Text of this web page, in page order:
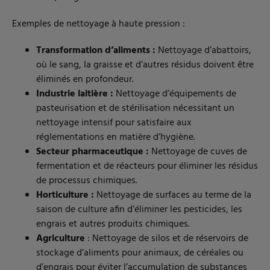
Exemples de nettoyage à haute pression :
Transformation d’aliments : Nettoyage d’abattoirs,
où le sang, la graisse et d’autres résidus doivent être
éliminés en profondeur.
Industrie laitière : Nettoyage d’équipements de
pasteurisation et de stérilisation nécessitant un
nettoyage intensif pour satisfaire aux
réglementations en matière d’hygiène.
Secteur pharmaceutique : Nettoyage de cuves de
fermentation et de réacteurs pour éliminer les résidus
de processus chimiques.
Horticulture : Nettoyage de surfaces au terme de la
saison de culture afin d’éliminer les pesticides, les
engrais et autres produits chimiques.
Agriculture : Nettoyage de silos et de réservoirs de
stockage d’aliments pour animaux, de céréales ou